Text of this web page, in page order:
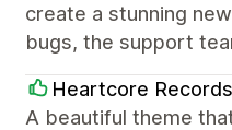
create a stunning
bugs, the support
Heartcore Records
A beautiful theme